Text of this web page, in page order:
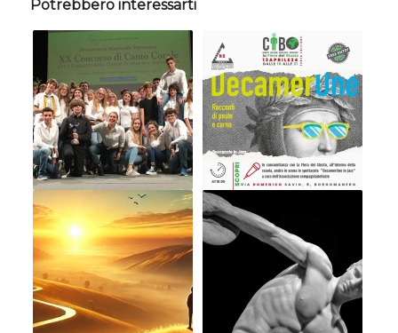
Potrebbero interessarti